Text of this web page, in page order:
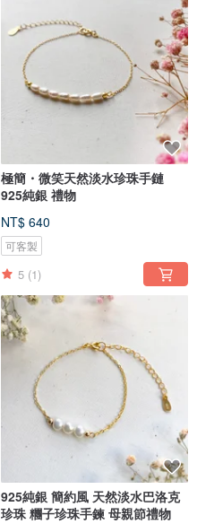
極簡・微笑天然淡水珍珠手鏈
925純銀 禮物
NT$ 640
可客製
5 (1)
925純銀 簡約風 天然淡水巴洛克
珍珠 糰子珍珠手鍊 母親節禮物